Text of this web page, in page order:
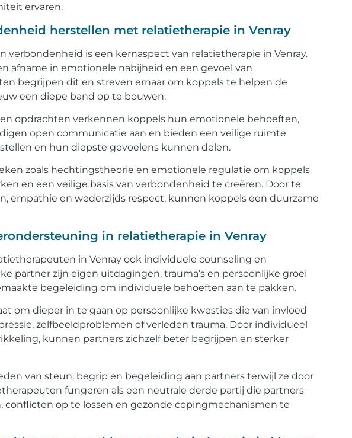
ervaren.
herstellen met relatietherapie in Venray
is een kernaspect van relatietherapie in Venray.
afname in emotionele nabijheid en een gevoel van
begrijpen dit en streven ernaar om koppels te helpen de
een diepe band op te bouwen.
opdrachten verkennen koppels hun emotionele behoeften,
open communicatie aan en bieden een veilige ruimte
en hun diepste gevoelens kunnen delen.
zoals hechtingstheorie en emotionele regulatie om koppels
en een veilige basis van verbondenheid te creëren. Door te
empathie en wederzijds respect, kunnen koppels een duurzame
in relatietherapie in Venray
in Venray ook individuele counseling en
partner zijn eigen uitdagingen, trauma’s en persoonlijke groei
begeleiding om individuele behoeften aan te pakken.
om dieper in te gaan op persoonlijke kwesties die van invloed
zelfbeeldproblemen of verleden trauma. Door individueel
kunnen partners zichzelf beter begrijpen en sterker
van steun, begrip en begeleiding aan partners terwijl ze door
fungeren als een neutrale derde partij die partners
op te lossen en gezonde copingmechanismen te